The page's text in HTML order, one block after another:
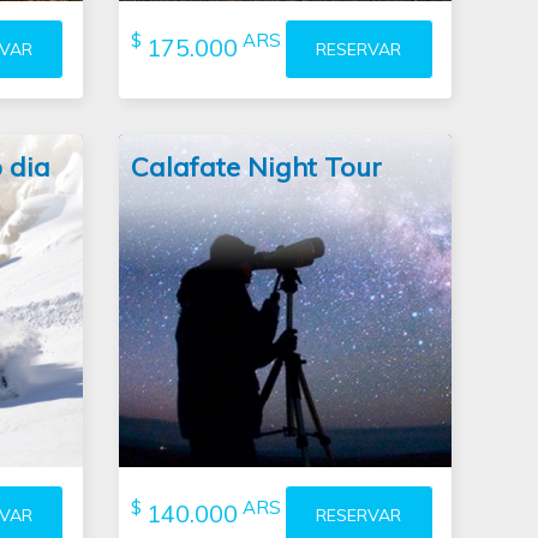
verdadeira aventura por uma
$ 175.000 ARS RESERVAR
dia
um
Calafate Night Tour
observação
de estrelas com telescópio em um
dos 10 melhores céus do mundo
estrelas ao ar livre
com um telescópio e verá
projeções em galáxias e nebulosas
astrônomo com 10 anos de
experiência
$ 140.000 ARS RESERVAR